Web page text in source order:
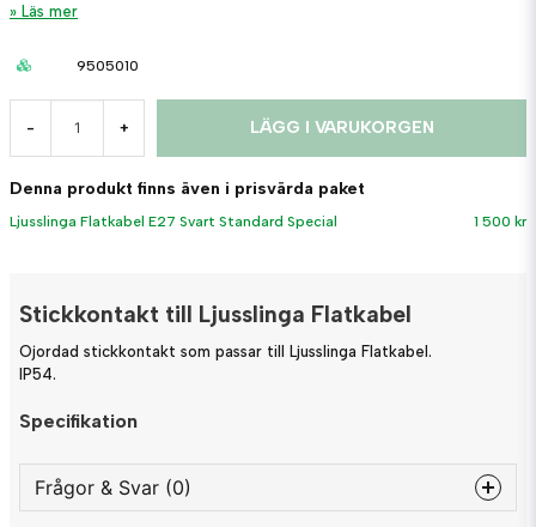
Läs mer
9505010
- + LÄGG I VARUKORGEN
Denna produkt finns även i prisvärda paket
Ljusslinga Flatkabel E27 Svart Standard Special 1 500 kr
Stickkontakt till Ljusslinga Flatkabel
Ojordad stickkontakt som passar till Ljusslinga Flatkabel.
IP54.
Specifikation
Frågor & Svar (0)